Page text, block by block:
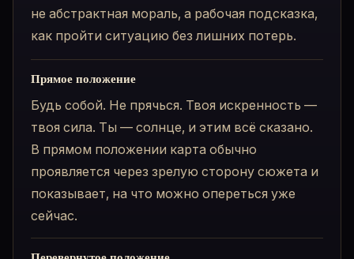
не абстрактная мораль, а рабочая подсказка,
как пройти ситуацию без лишних потерь.
Прямое положение
Будь собой. Не прячься. Твоя искренность —
твоя сила. Ты — солнце, и этим всё сказано.
В прямом положении карта обычно
проявляется через зрелую сторону сюжета и
показывает, на что можно опереться уже
сейчас.